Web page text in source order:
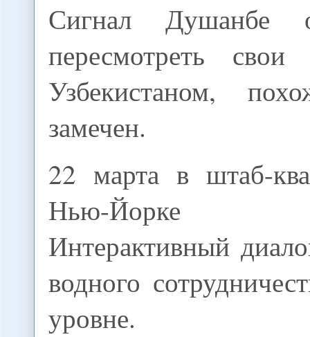
Сигнал Душанбе
пересмотреть
Узбекистаном,
замечен.
22 марта в штаб-
Нью-Йорке
Интерактивный
водного
уровне.